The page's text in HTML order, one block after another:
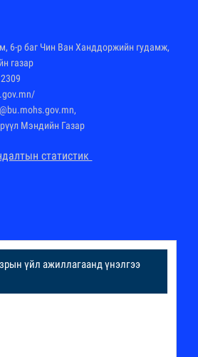
6-р баг Чин Ван Ханддоржийн гудамж,
газар
/
Эрүүл Мэндийн Газар
статистик
үйл ажиллагаанд үнэлгээ